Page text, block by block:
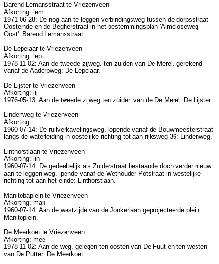
Barend Lemansstraat te Vriezenveen
Afkorting: lem
1971-06-28: De nog aan te leggen verbindingsweg tussen de dorpsstraat
Oosteinde en de Begherstraat in het bestemmingsplan 'Almeloseweg-
Oost': Barend Lemansstraat.
De Lepelaar te Vriezenveen
Afkorting: lep
1978-11-02: Aan de tweede zijweg, ten zuiden van De Merel, gerekend
vanaf de Aadorpweg: De Lepelaar.
De Lijster te Vriezenveen
Afkorting: lij
1976-05-13: Aan de tweede zijweg ten zuiden van de De Merel: De Lijster.
Lindenweg te Vriezenveen
Afkorting:
1960-07-14: De ruilverkavelingsweg, lopende vanaf de Bouwmeesterstraat
langs de waterleiding in oostelijke richting tot aan rijksweg 36: Lindenweg.
Linthorstlaan te Vriezenveen
Afkorting: lin
1960-07-14: De gedeeltelijk als Zuiderstraat bestaande doch verder nieuw
aan te leggen weg, lpende vanaf de Wethouder Potstraat in westelijke
richting tot aan het einde: Linthorstlaan.
Manitobaplein te Vriezenveen
Afkorting: man
1960-07-14: Aan de westzijde van de Jonkerlaan geprojecteerde plein:
Manitoplein.
De Meerkoet te Vriezenveen
Afkorting: mee
1978-11-02: Aan de weg, gelegen ten oosten van De Fuut en ten westen
van De Putter: De Meerkoet.